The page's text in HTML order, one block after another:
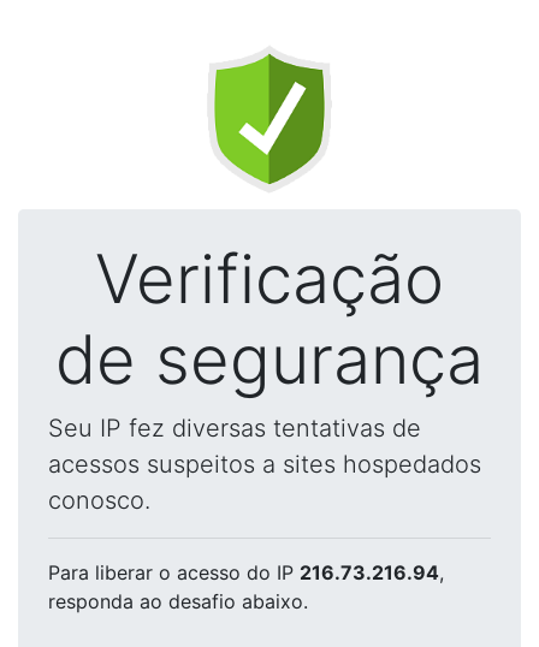
Verificação
de segurança
Seu IP fez diversas tentativas de
acessos suspeitos a sites hospedados
conosco.
Para liberar o acesso do IP 216.73.216.94,
responda ao desafio abaixo.